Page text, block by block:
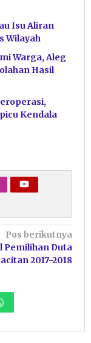
Isu Aliran
Wilayah
Warga, Aleg
Hasil
Kendala
Pos berikutnya
Pemilihan Duta
2017-2018